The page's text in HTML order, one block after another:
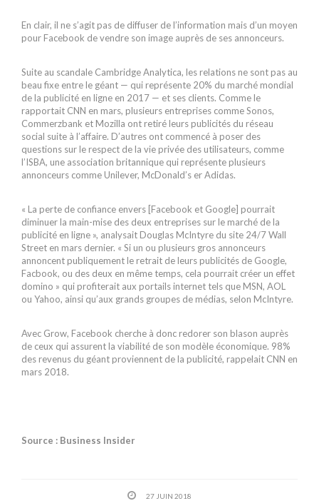
En clair, il ne s’agit pas de diffuser de l’information mais d’un moyen
pour Facebook de vendre son image auprès de ses annonceurs.
Suite au scandale Cambridge Analytica, les relations ne sont pas au
beau fixe entre le géant — qui représente 20% du marché mondial
de la publicité en ligne en 2017 — et ses clients. Comme le
rapportait CNN en mars, plusieurs entreprises comme Sonos,
Commerzbank et Mozilla ont retiré leurs publicités du réseau
social suite à l’affaire. D’autres ont commencé à poser des
questions sur le respect de la vie privée des utilisateurs, comme
l’ISBA, une association britannique qui représente plusieurs
annonceurs comme Unilever, McDonald’s er Adidas.
« La perte de confiance envers [Facebook et Google] pourrait
diminuer la main-mise des deux entreprises sur le marché de la
publicité en ligne », analysait Douglas McIntyre du site 24/7 Wall
Street en mars dernier. « Si un ou plusieurs gros annonceurs
annoncent publiquement le retrait de leurs publicités de Google,
Facbook, ou des deux en même temps, cela pourrait créer un effet
domino » qui profiterait aux portails internet tels que MSN, AOL
ou Yahoo, ainsi qu’aux grands groupes de médias, selon McIntyre.
Avec Grow, Facebook cherche à donc redorer son blason auprès
de ceux qui assurent la viabilité de son modèle économique. 98%
des revenus du géant proviennent de la publicité, rappelait CNN en
mars 2018.
Source : Business Insider
27 JUIN 2018